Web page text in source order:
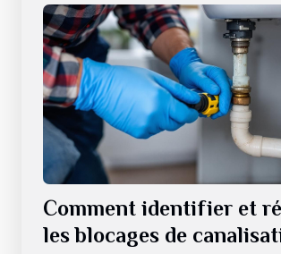
Comment identifier et
les blocages de